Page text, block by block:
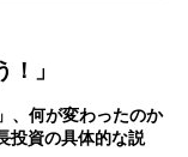
」
、何が変わったのか
資の具体的な説